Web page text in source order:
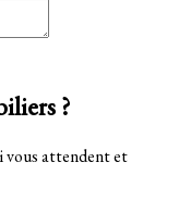
?
vous attendent et